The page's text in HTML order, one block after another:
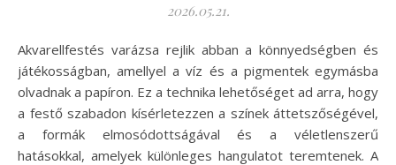
2026.05.21.
Akvarellfestés varázsa rejlik abban a könnyedségben és
játékosságban, amellyel a víz és a pigmentek egymásba
olvadnak a papíron. Ez a technika lehetőséget ad arra, hogy
a festő szabadon kísérletezzen a színek áttetszőségével,
a formák elmosódottságával és a véletlenszerű
hatásokkal, amelyek különleges hangulatot teremtenek. A